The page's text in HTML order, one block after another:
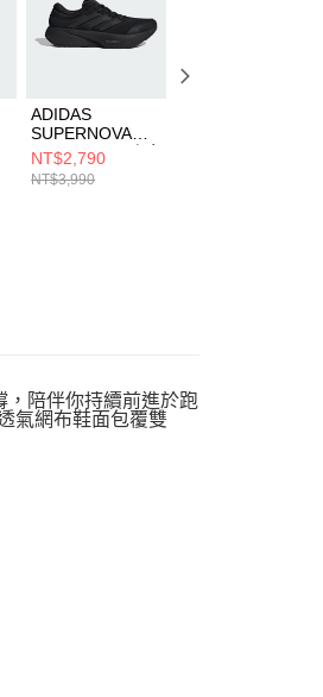
使用額度並採取法律行
ADIDAS
SUPERNOVA
RISE 3 M 男 跑步
鞋 JR2280
NT$2,790
NT$3,990
陪伴你持續前進於跑
氣網布鞋面包覆雙